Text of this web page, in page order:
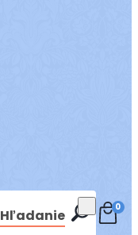
Hľadanie 0